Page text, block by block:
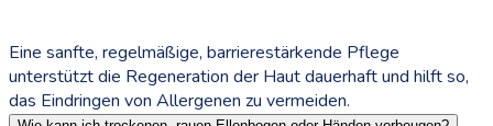
Eine sanfte, regelmäßige, barrierestärkende Pflege
unterstützt die Regeneration der Haut dauerhaft und hilft so,
das Eindringen von Allergenen zu vermeiden.